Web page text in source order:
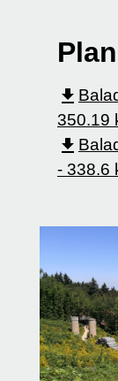
file_download
350.19
file_download
- 338.6